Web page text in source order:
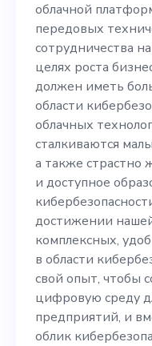
облачной
тесного
целях
должен
опыт
облачной
передовых
сотрудничества
целях роста
должен иметь
области
облачных
сталкиваются
а также страстно
и доступное
достижении
комплексных,
в области
свой опыт, чтобы
цифровую среду
предприятий, и
облик